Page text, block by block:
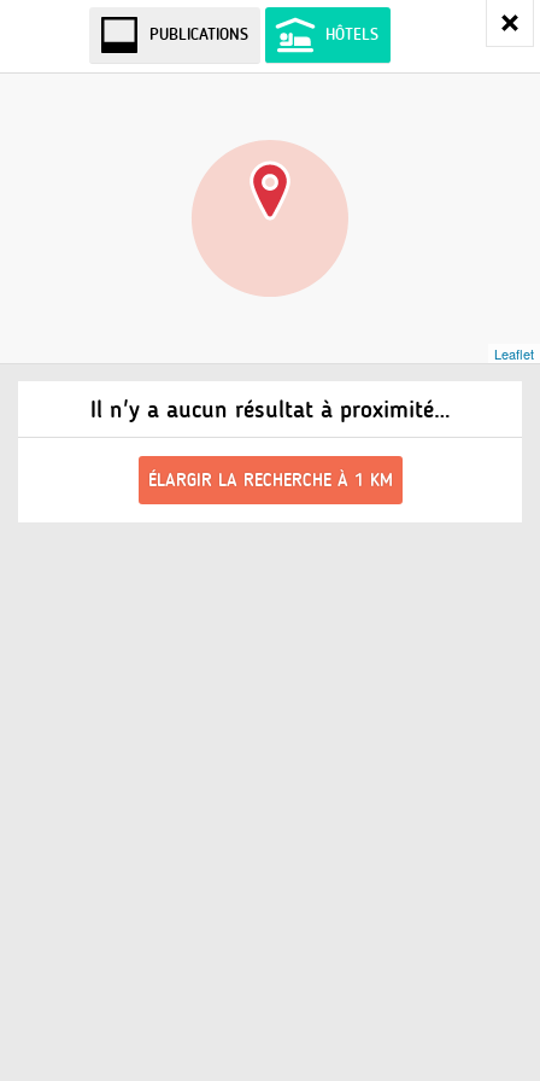
PUBLICATIONS HÔTELS
Il n'y a aucun résultat à proximité…
ÉLARGIR LA RECHERCHE À 1 KM
Leaflet